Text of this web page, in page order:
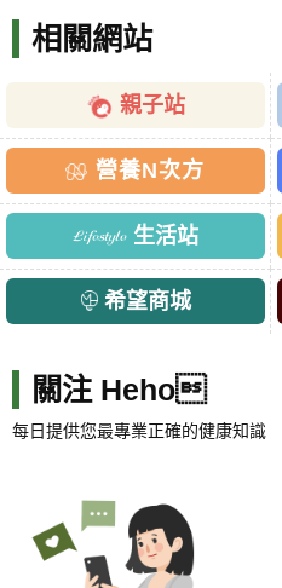
相關網站
親子站
營養N次方
生活站
希望商城
關注 Heho
每日提供您最專業正確的健康知識